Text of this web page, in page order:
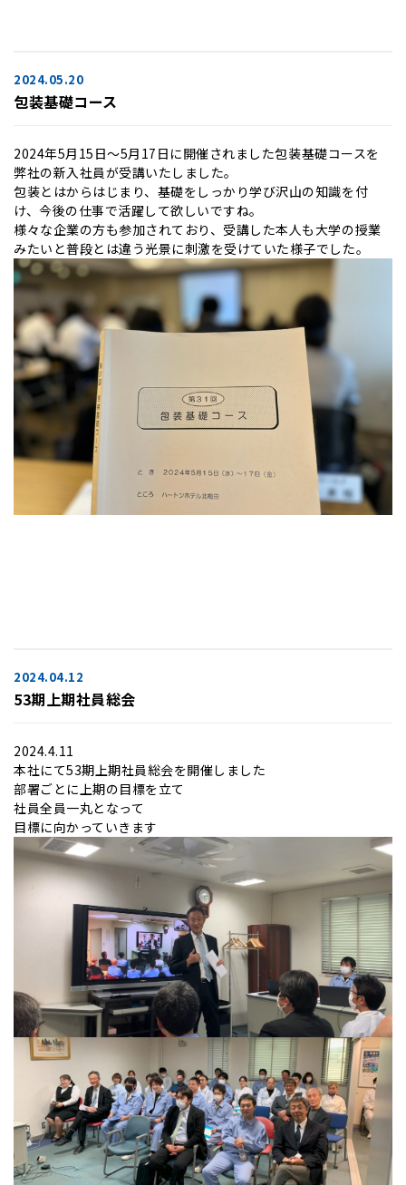
2024.05.20
包装基礎コース
2024年5月15日～5月17日に開催されました包装基礎コースを
弊社の新入社員が受講いたしました。
包装とはからはじまり、基礎をしっかり学び沢山の知識を付
け、今後の仕事で活躍して欲しいですね。
様々な企業の方も参加されており、受講した本人も大学の授業
みたいと普段とは違う光景に刺激を受けていた様子でした。
2024.04.12
53期上期社員総会
2024.4.11
本社にて53期上期社員総会を開催しました
部署ごとに上期の目標を立て
社員全員一丸となって
目標に向かっていきます